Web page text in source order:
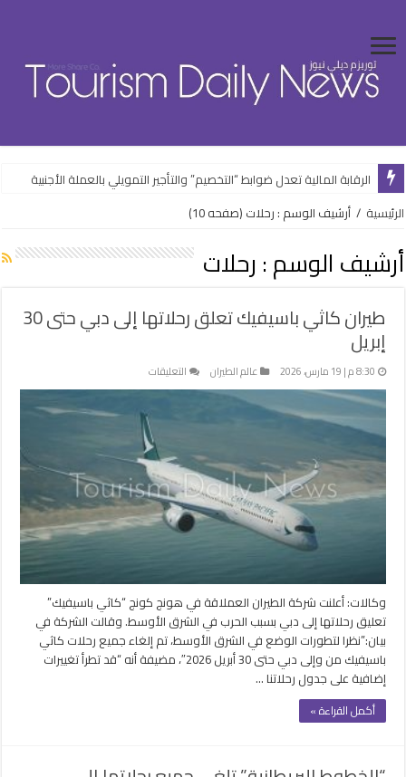
الرقابة المالية تعدل ضوابط “التخصيم” والتأجير التمويلي بالعملة الأجنبية
جواز السفر .. أول خطوة في رحلة المصري إلى الخارج ومفتاح إنعاش حركة
الرئيسية / أرشيف الوسم : رحلات (صفحه 10)
أرشيف الوسم : رحلات
طيران كاثي باسيفيك تعلق رحلاتها إلى دبي حتى 30
إبريل
8:30 م | 19 مارس، 2026 عالم الطيران التعليقات
طيران
باسيفيك
تعلق
رحلاتها
إلى
دبي
حتى
30
مغلقة
وكالات: أعلنت شركة الطيران العملاقة في هونج كونج “كاثي باسيفيك”
تعليق رحلاتها إلى دبي بسبب الحرب في الشرق الأوسط. وقالت الشركة في
بيان:”نظرا لتطورات الوضع في الشرق الأوسط، تم إلغاء جميع رحلات كاثي
باسيفيك من وإلى دبي حتى 30 أبريل 2026″، مضيفة أنه “قد تطرأ تغييرات
إضافية على جدول رحلاتنا …
أكمل القراءة »